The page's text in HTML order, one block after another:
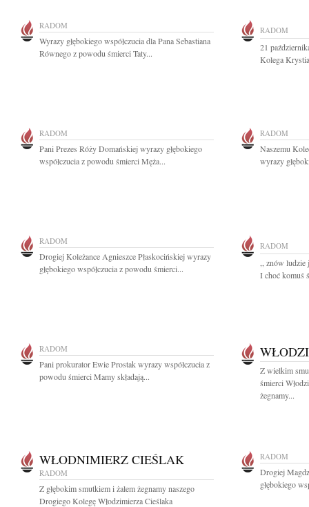
RADOM
Wyrazy głębokiego współczucia dla Pana Sebastiana
Równego z powodu śmierci Taty...
RADOM
21
Kolega
RADOM
Pani Prezes Róży Domańskiej wyrazy głębokiego
współczucia z powodu śmierci Męża...
RADOM
Naszemu
wyrazy
RADOM
Drogiej Koleżance Agnieszce Płaskocińskiej wyrazy
głębokiego współczucia z powodu śmierci...
RADOM
,, znów
I choć komuś
RADOM
Pani prokurator Ewie Prostak wyrazy współczucia z
powodu śmierci Mamy składają...
Z wielkim
śmierci
żegnamy...
WŁODNIMIERZ CIEŚLAK
RADOM
Z głębokim smutkiem i żalem żegnamy naszego
Drogiego Kolegę Włodzimierza Cieślaka
RADOM
Drogiej
głębokiego